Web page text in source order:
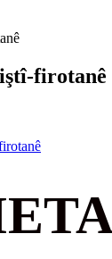
firotanê